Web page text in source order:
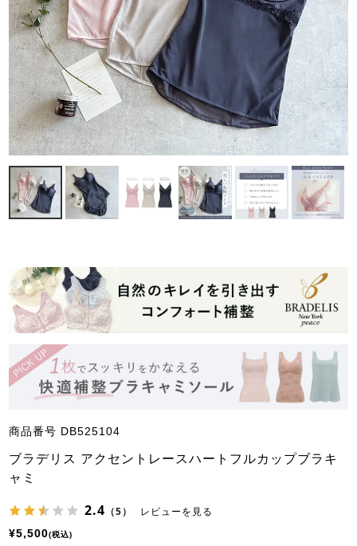
商品番号 DB525104
ブラデリス アクセントレースハートフルカップブラキ
ャミ
2.4 （5） レビューを見る
¥5,500 税込